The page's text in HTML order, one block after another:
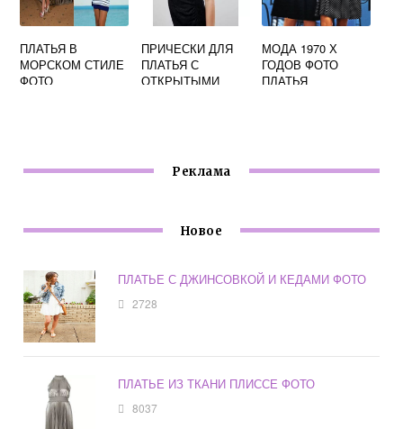
ПЛАТЬЯ В
МОРСКОМ СТИЛЕ
ФОТО
ПРИЧЕСКИ ДЛЯ
ПЛАТЬЯ С
ОТКРЫТЫМИ
МОДА 1970 Х
ГОДОВ ФОТО
ПЛАТЬЯ
Реклама
Новое
ПЛАТЬЕ С ДЖИНСОВКОЙ И КЕДАМИ ФОТО
2728
ПЛАТЬЕ ИЗ ТКАНИ ПЛИССЕ ФОТО
8037